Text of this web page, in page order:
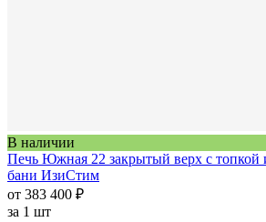
В наличии
Печь Южная 22 закрытый верх с топкой
бани ИзиСтим
от 383 400 ₽
за 1 шт